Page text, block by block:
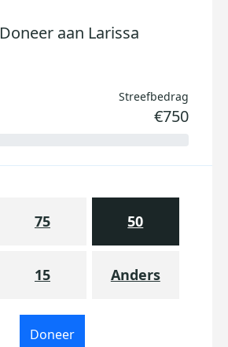
Doneer aan Larissa
Streefbedrag
€750
75 50
15 Anders
Doneer